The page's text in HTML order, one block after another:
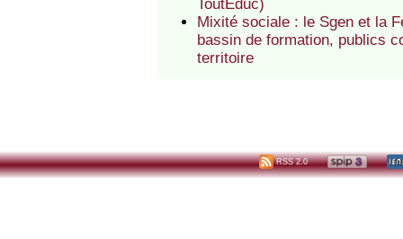
ToutEduc)
Mixité sociale : le Sgen et la
bassin de formation, publics
territoire
RSS 2.0